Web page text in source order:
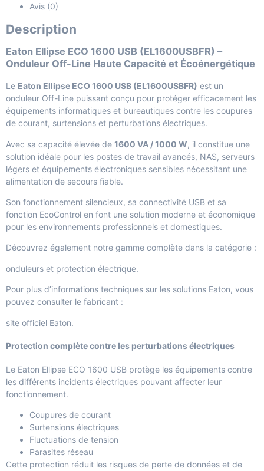
Avis (0)
Description
Eaton Ellipse ECO 1600 USB (EL1600USBFR) –
Onduleur Off-Line Haute Capacité et Écoénergétique
Le Eaton Ellipse ECO 1600 USB (EL1600USBFR) est un
onduleur Off-Line puissant conçu pour protéger efficacement les
équipements informatiques et bureautiques contre les coupures
de courant, surtensions et perturbations électriques.
Avec sa capacité élevée de 1600 VA / 1000 W, il constitue une
solution idéale pour les postes de travail avancés, NAS, serveurs
légers et équipements électroniques sensibles nécessitant une
alimentation de secours fiable.
Son fonctionnement silencieux, sa connectivité USB et sa
fonction EcoControl en font une solution moderne et économique
pour les environnements professionnels et domestiques.
Découvrez également notre gamme complète dans la catégorie :
onduleurs et protection électrique.
Pour plus d’informations techniques sur les solutions Eaton, vous
pouvez consulter le fabricant :
site officiel Eaton.
Protection complète contre les perturbations électriques
Le Eaton Ellipse ECO 1600 USB protège les équipements contre
les différents incidents électriques pouvant affecter leur
fonctionnement.
Coupures de courant
Surtensions électriques
Fluctuations de tension
Parasites réseau
Cette protection réduit les risques de perte de données et de